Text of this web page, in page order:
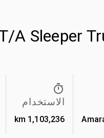
T/A Sleeper
الاستخدام
1,103,236 km